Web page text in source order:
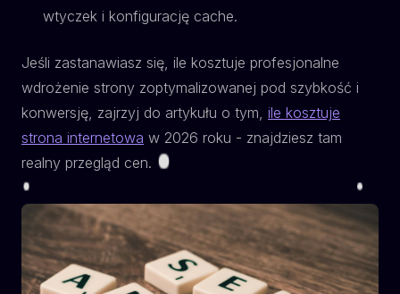
wtyczek i konfigurację cache.
Jeśli zastanawiasz się, ile kosztuje profesjonalne
wdrożenie strony zoptymalizowanej pod szybkość i
konwersję, zajrzyj do artykułu o tym, ile kosztuje
strona internetowa w 2026 roku - znajdziesz tam
realny przegląd cen.